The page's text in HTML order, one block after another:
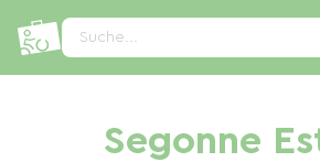
Suche...
Segonne
Cookie-Einstellungen